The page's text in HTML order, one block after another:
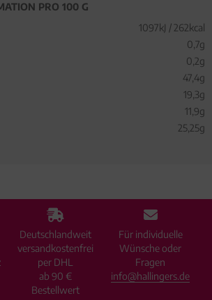
PRO 100 G
1097kJ / 262kcal
0,7g
0,2g
47,4g
19,3g
11,9g
25,25g
Deutschlandweit
versandkostenfrei
per DHL
ab 90 €
Bestellwert
Für individuelle
Wünsche oder
Fragen
info@hallingers.de